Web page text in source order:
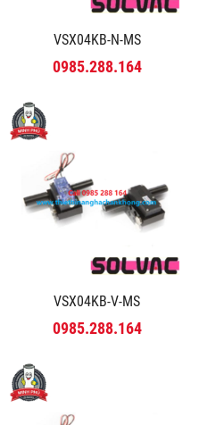
VSX04KB-N-MS
0985.288.164
VSX04KB-V-MS
0985.288.164